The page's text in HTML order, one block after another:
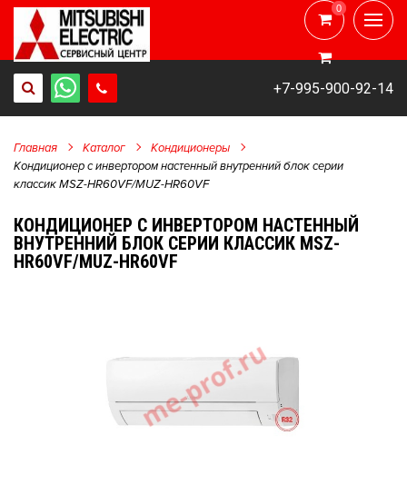
+7-995-900-92-14
0
0
Главная Каталог
Кондиционеры
Кондиционер с инвертором настенный внутренний блок серии
классик MSZ-HR60VF/MUZ-HR60VF
КОНДИЦИОНЕР С ИНВЕРТОРОМ НАСТЕННЫЙ
ВНУТРЕННИЙ БЛОК СЕРИИ КЛАССИК MSZ-
HR60VF/MUZ-HR60VF